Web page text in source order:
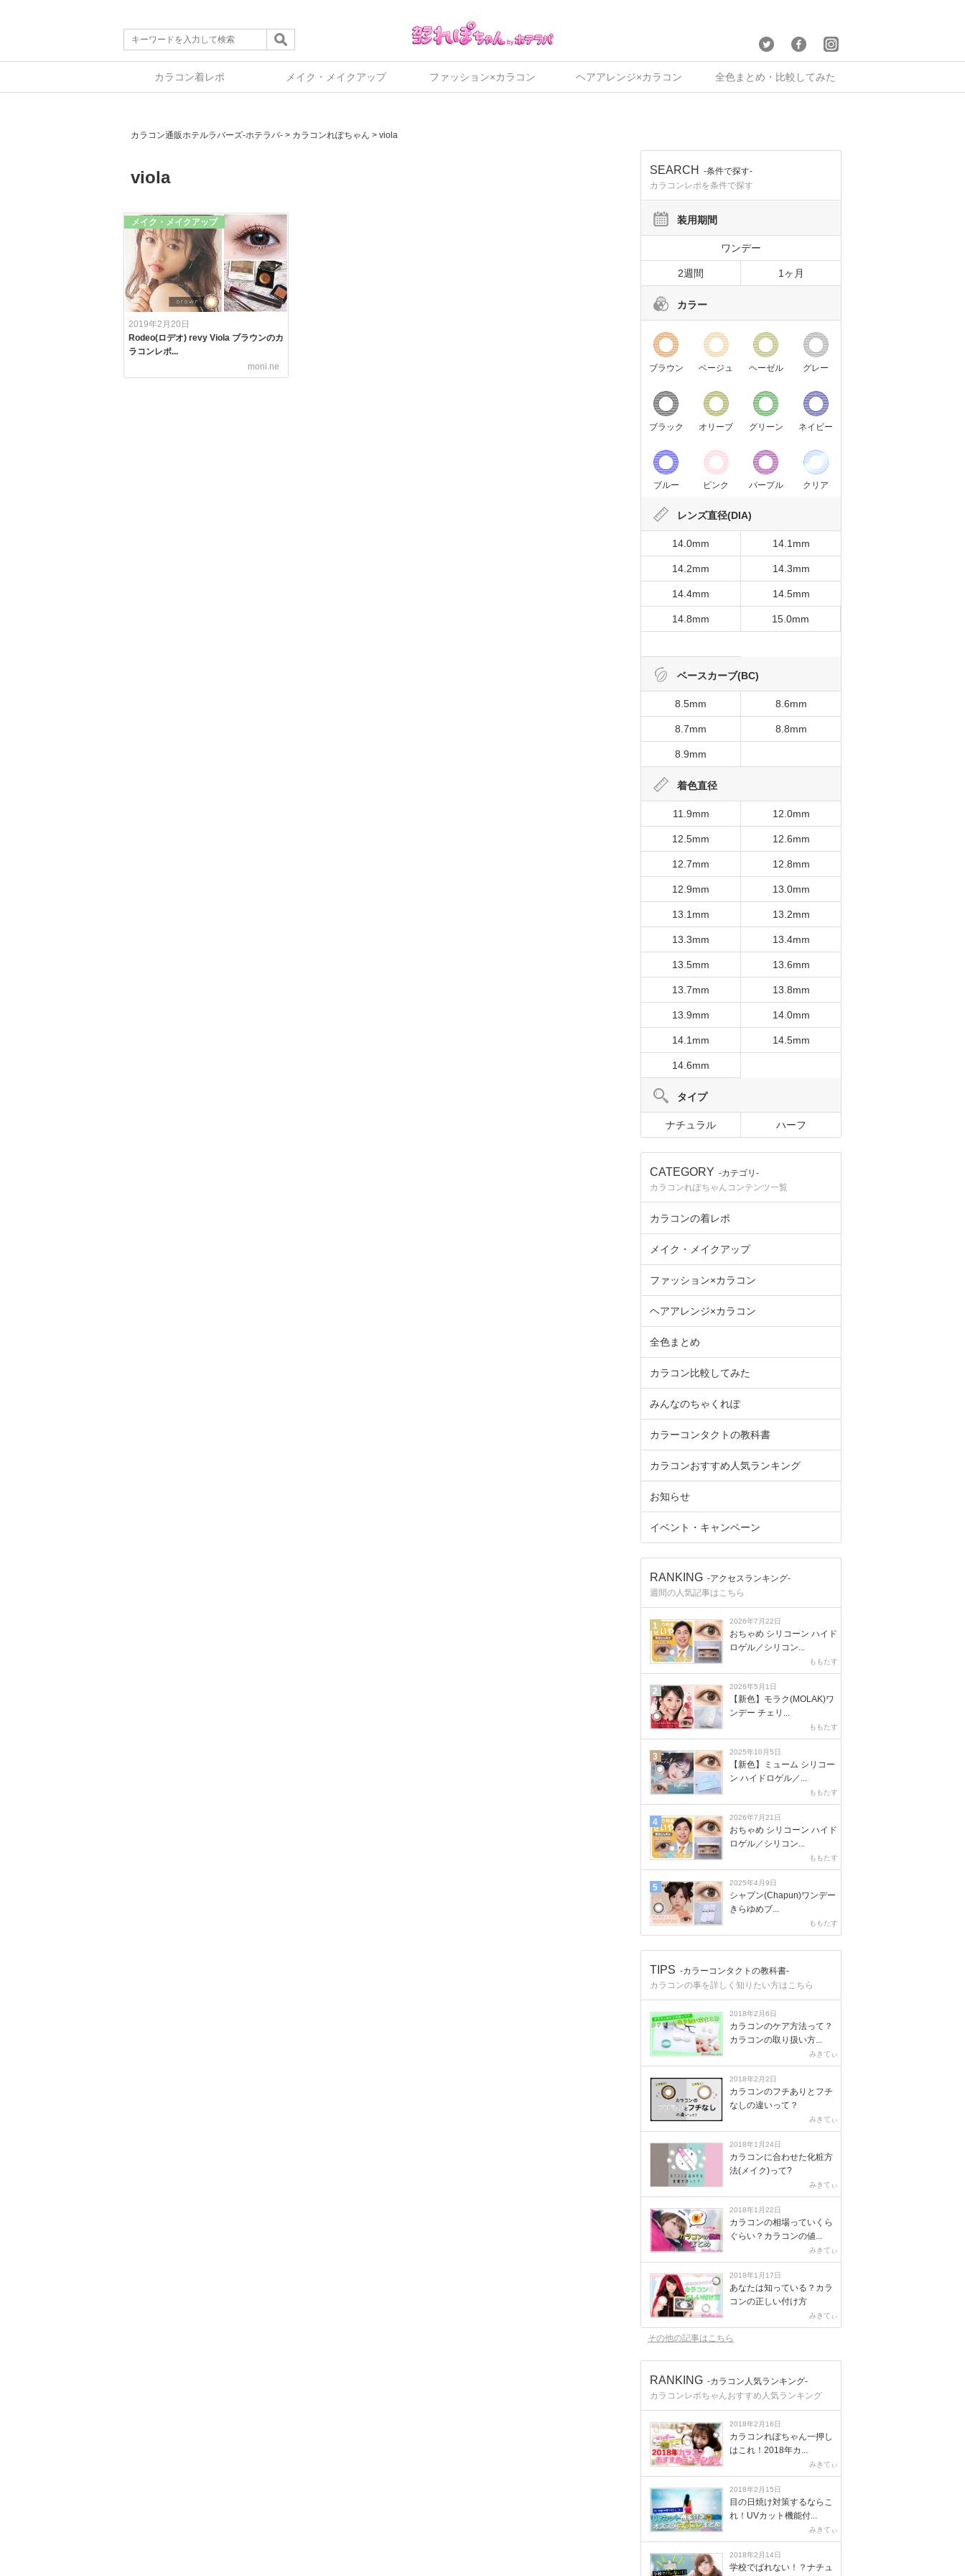
カラコン着レポ メイク・メイクアップ ファッション×カラコン ヘアアレンジ×カラコン 全色まとめ・比較してみた
カラコン通販ホテルラバーズ-ホテラバ- > カラコンれぽちゃん > viola
viola
メイク・メイクアップ
2019年2月20日
Rodeo(ロデオ) revy Viola ブラウンのカ
ラコンレポ...
moni.ne
SEARCH
-条件で探す-
カラコンレポを条件で探す
装用期間
ワンデー
2週間 1ヶ月
カラー
ブラウン ベージュ ヘーゼル グレー
ブラック オリーブ グリーン ネイビー
ブルー ピンク パープル クリア
レンズ直径(DIA)
14.0mm 14.1mm
14.2mm 14.3mm
14.4mm 14.5mm
14.8mm 15.0mm
ベースカーブ(BC)
8.5mm 8.6mm
8.7mm 8.8mm
8.9mm
着色直径
11.9mm 12.0mm
12.5mm 12.6mm
12.7mm 12.8mm
12.9mm 13.0mm
13.1mm 13.2mm
13.3mm 13.4mm
13.5mm 13.6mm
13.7mm 13.8mm
13.9mm 14.0mm
14.1mm 14.5mm
14.6mm
タイプ
ナチュラル ハーフ
CATEGORY -カテゴリ-
カラコンれぽちゃんコンテンツ一覧
カラコンの着レポ
メイク・メイクアップ
ファッション×カラコン
ヘアアレンジ×カラコン
全色まとめ
カラコン比較してみた
みんなのちゃくれぽ
カラーコンタクトの教科書
カラコンおすすめ人気ランキング
お知らせ
イベント・キャンペーン
RANKING -アクセスランキング-
週間の人気記事はこちら
1 2026年7月22日
おちゃめ シリコーン ハイド
ロゲル／シリコン...
ももたす
2 2026年5月1日
【新色】モラク(MOLAK)ワ
ンデー チェリ...
ももたす
3 2025年10月5日
【新色】ミューム シリコー
ン ハイドロゲル／...
ももたす
4 2026年7月21日
おちゃめ シリコーン ハイド
ロゲル／シリコン...
ももたす
5 2025年4月9日
シャプン(Chapun)ワンデー
きらゆめブ...
ももたす
TIPS -カラーコンタクトの教科書-
カラコンの事を詳しく知りたい方はこちら
2018年2月6日
カラコンのケア方法って？
カラコンの取り扱い方...
みきてぃ
2018年2月2日
カラコンのフチありとフチ
なしの違いって？
みきてぃ
2018年1月24日
カラコンに合わせた化粧方
法(メイク)って?
みきてぃ
2018年1月22日
カラコンの相場っていくら
ぐらい？カラコンの値...
みきてぃ
2018年1月17日
あなたは知っている？カラ
コンの正しい付け方
みきてぃ
その他の記事はこちら
RANKING -カラコン人気ランキング-
カラコンレポちゃんおすすめ人気ランキング
2018年2月16日
カラコンれぽちゃん一押し
はこれ！2018年カ...
みきてぃ
2018年2月15日
目の日焼け対策するならこ
れ！UVカット機能付...
みきてぃ
2018年2月14日
学校でばれない！？ナチュ